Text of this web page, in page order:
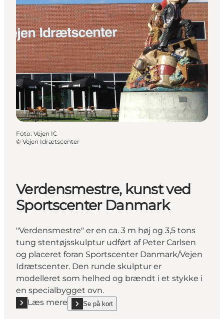
Foto: Vejen IC
© Vejen Idrætscenter
Verdensmestre, kunst ved
Sportscenter Danmark
"Verdensmestre" er en ca. 3 m høj og 3,5 tons
tung stentøjsskulptur udført af Peter Carlsen
og placeret foran Sportscenter Danmark/Vejen
Idrætscenter. Den runde skulptur er
modelleret som helhed og brændt i et stykke i
en specialbygget ovn.
Læs mere
Læs mere "Verdensmestre, kunst ved Sportscenter
Se på kort
show Verdensmestre, kunst ved Sportscenter